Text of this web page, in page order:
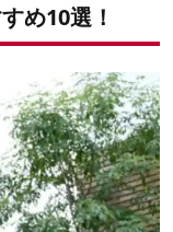
め10選！